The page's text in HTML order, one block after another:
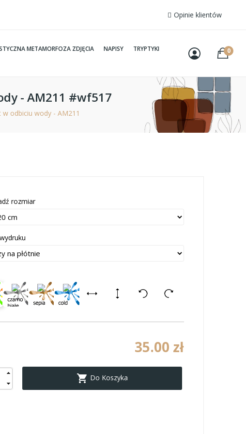
Opinie klientów
METAMORFOZA ZDJĘCIA NAPISY
TRYPTYKI
0
- AM211 #wf517
odbiciu wody - AM211
rozmiar
35.00 zł
 Do Koszyka